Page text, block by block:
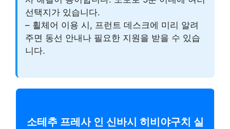
선택지가 있습니다.
– 휠체어 이용 시, 프런트 데스크에 미리 알려
주면 동선 안내나 필요한 지원을 받을 수 있습
니다.
소테추 프레사 인 신바시 히비야구치 실